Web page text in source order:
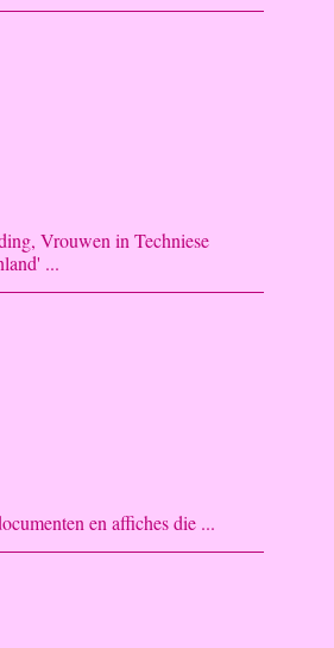
Vrouwen in Techniese
...
en affiches die ...